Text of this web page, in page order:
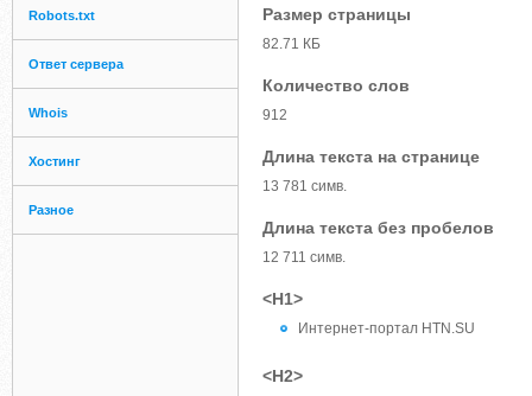
Robots.txt
Ответ сервера
Whois
Хостинг
Разное
Размер страницы
82.71 КБ
Количество слов
912
Длина текста на странице
13 781 симв.
Длина текста без пробелов
12 711 симв.
<H1>
Интернет-портал HTN.SU
<H2>